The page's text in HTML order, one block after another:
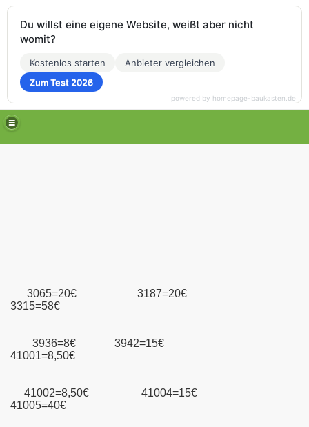
3065=20€ 3187=20€
3315=58€
3936=8€ 3942=15€
41001=8,50€
41002=8,50€ 41004=15€
41005=40€
Du willst eine eigene Website, weißt aber nicht
womit?
Kostenlos starten
Anbieter vergleichen
Zum Test 2026
powered by homepage-baukasten.de